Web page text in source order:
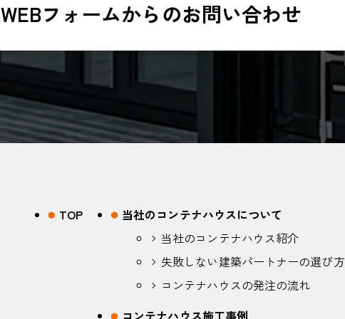
WEBフォームからのお問い合わせ
TOP
当社のコンテナハウスについて
当社のコンテナハウス紹介
失敗しない建築パートナーの選び方
コンテナハウスの発注の流れ
コンテナハウス施工事例